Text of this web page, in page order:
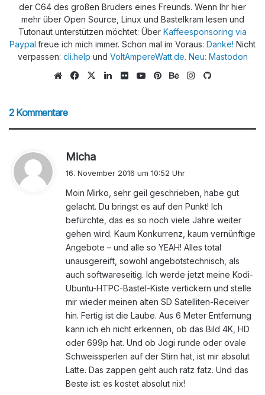
der C64 des großen Bruders eines Freunds. Wenn Ihr hier
mehr über Open Source, Linux und Bastelkram lesen und
Tutonaut unterstützen möchtet: Über Kaffeesponsoring via
Paypal.freue ich mich immer. Schon mal im Voraus: Danke! Nicht
verpassen: cli.help und VoltAmpereWatt.de. Neu: Mastodon
We
Fa
X
Lin
Flic
Yo
Pin
Be
Ins
2 Kommentare
Micha
t
16. November 2016 um 10:52 Uhr
Moin Mirko, sehr geil geschrieben, habe gut
gelacht. Du bringst es auf den Punkt! Ich
befürchte, das es so noch viele Jahre weiter
gehen wird. Kaum Konkurrenz, kaum vernünftige
Angebote – und alle so YEAH! Alles total
unausgereift, sowohl angebotstechnisch, als
auch softwareseitig. Ich werde jetzt meine Kodi-
Ubuntu-HTPC-Bastel-Kiste vertickern und stelle
mir wieder meinen alten SD Satelliten-Receiver
hin. Fertig ist die Laube. Aus 6 Meter Entfernung
kann ich eh nicht erkennen, ob das Bild 4K, HD
oder 699p hat. Und ob Jogi runde oder ovale
Schweissperlen auf der Stirn hat, ist mir absolut
Latte. Das zappen geht auch ratz fatz. Und das
Beste ist: es kostet absolut nix!